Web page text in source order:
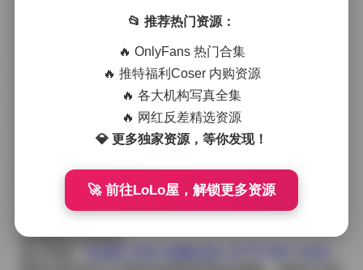
的画笔在大地上划出细腻的纹路。每一处都被小团嫂的
姿态与服饰完美融合，她选择的衣着多以轻薄的雪纺和
亚麻为主，颜色上以沙贝白、海蓝和珊瑚粉为主调，既
不抢夺环境的色彩，又能在光线的折射下产生微微的光
在拍摄过程中，我注意到她对细节的把握极为到位。比
如在礁石区，她会有意识地将一只脚轻轻搭在凸起的石
头上，利用身体的曲线与石头的硬朗形成对比；在沙滩
上，她则更倾向于低姿势，让裙摆与沙子产生轻微的摩
擦感，镜头捕捉到沙粒在光线下飞扬的瞬间，整张图像
因此多了一种动态的呼吸感。光线方面，我们大多选择
在黄金时段进行，低角度的阳光能够把她的侧脸轮廓勾
勒得柔和而有层次，同时海面的反光也为背景加入了一
层细腻的金色雾化。
📂 推荐热门资源：
🔥 OnlyFans 热门合集
🔥 推特福利Coser 内购资源
🔥 各大机构写真全集
🔥 网红反差精选资源
💎 更多独家资源，等你发现！
🚀 前往LoLo屋，解锁更多资源